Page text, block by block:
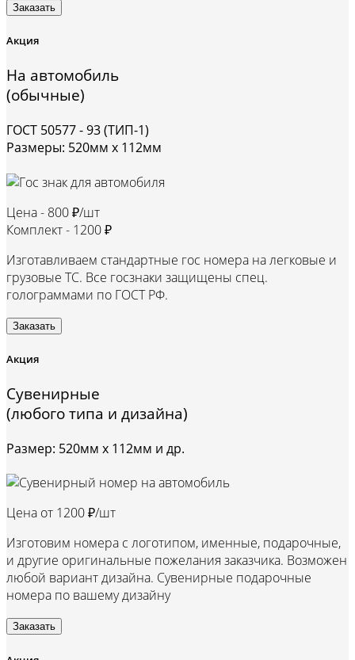
Заказать
Акция
На автомобиль
(обычные)
ГОСТ 50577 - 93 (ТИП-1)
Размеры: 520мм х 112мм
Цена - 800 ₽/шт
Комплект - 1200 ₽
Изготавливаем стандартные гос номера на легковые и
грузовые ТС. Все госзнаки защищены спец.
голограммами по ГОСТ РФ.
Заказать
Акция
Сувенирные
(любого типа и дизайна)
Размер: 520мм х 112мм и др.
Цена от 1200 ₽/шт
Изготовим номера с логотипом, именные, подарочные,
и другие оригинальные пожелания заказчика. Возможен
любой вариант дизайна. Сувенирные подарочные
номера по вашему дизайну
Заказать